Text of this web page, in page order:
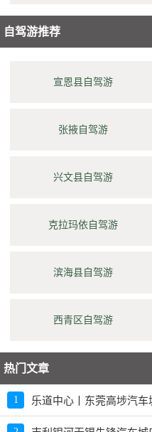
自驾游推荐
宣恩县自驾游
张掖自驾游
兴文县自驾游
克拉玛依自驾游
滨海县自驾游
西青区自驾游
热门文章
1